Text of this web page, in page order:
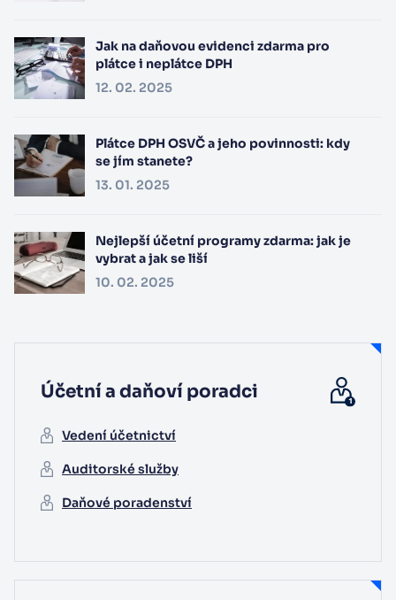
Jak na daňovou evidenci zdarma pro
plátce i neplátce DPH
12. 02. 2025
Plátce DPH OSVČ a jeho povinnosti: kdy
se jím stanete?
13. 01. 2025
Nejlepší účetní programy zdarma: jak je
vybrat a jak se liší
10. 02. 2025
Účetní a daňoví poradci
Vedení účetnictví
Auditorské služby
Daňové poradenství